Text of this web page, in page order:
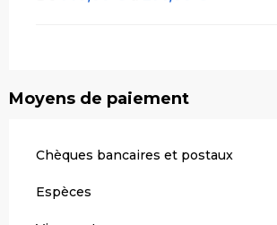
Moyens de paiement
Chèques bancaires et postaux
Espèces